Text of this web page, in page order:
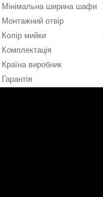
Мінімальна ширина шафи
Монтажний отвір
Колір мийки
Комплектація
Країна виробник
Гарантія